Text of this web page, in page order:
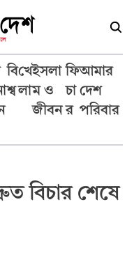
বি
শ্ব
খে
লা
ইসলা
ম ও
জীবন
ফি
চা
র
আমার
দেশ
পরিবার
বিচার শেষে